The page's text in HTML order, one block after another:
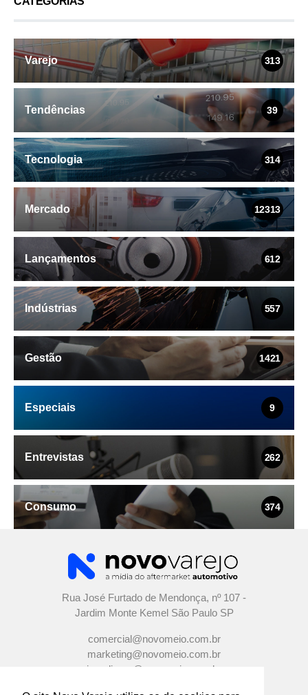
Varejo 313
Tendências 39
Tecnologia 314
Mercado 12313
Lançamentos 612
Indústrias 557
Gestão 1421
Especiais 9
Entrevistas 262
Consumo 374
Rua José Furtado de Mendonça, nº 107 -
Jardim Monte Kemel São Paulo SP
comercial@novomeio.com.br
marketing@novomeio.com.br
jornalismo@novomeio.com.br